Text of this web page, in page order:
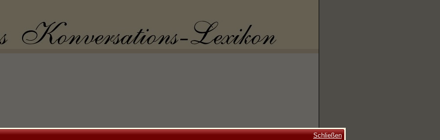
Schließen